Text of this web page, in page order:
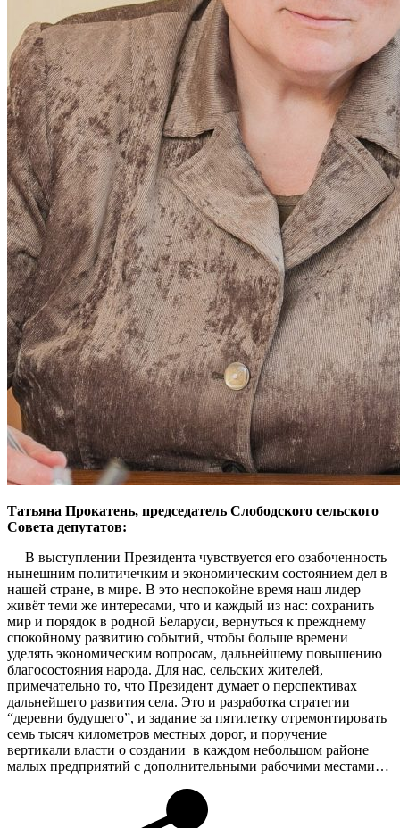
Татьяна Прокатень, председатель Слободского сельского
Совета депутатов:
— В выступлении Президента чувствуется его озабоченность
нынешним политичечким и экономическим состоянием дел в
нашей стране, в мире. В это неспокойне время наш лидер
живёт теми же интересами, что и каждый из нас: сохранить
мир и порядок в родной Беларуси, вернуться к прежднему
спокойному развитию событий, чтобы больше времени
уделять экономическим вопросам, дальнейшему повышению
благосостояния народа. Для нас, сельских жителей,
примечательно то, что Президент думает о перспективах
дальнейшего развития села. Это и разработка стратегии
“деревни будущего”, и задание за пятилетку отремонтировать
семь тысяч километров местных дорог, и поручение
вертикали власти о создании в каждом небольшом районе
малых предприятий с дополнительными рабочими местами…